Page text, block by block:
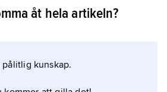
har oljeraffinaderi och
åt hela artikeln?
kunskap.